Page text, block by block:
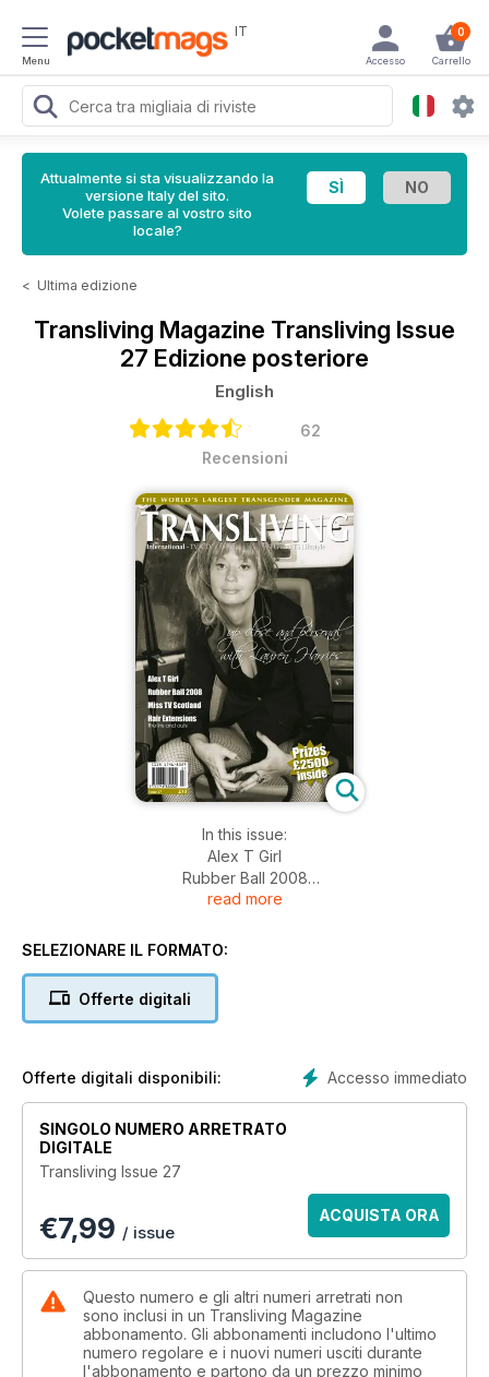
Menu
IT 0
Carrello
Accesso
Attualmente si sta visualizzando la
versione Italy del sito.
Volete passare al vostro sito
locale?
< Ultima edizione
Transliving Magazine Transliving Issue
27 Edizione posteriore
English
62
Recensioni
In this issue:
Alex T Girl
Rubber Ball 2008
Miss TV Scotland
Lauren Harries : Up close and personal
The Seahorse Society Ball
A Social Scientist View of TG
Pigeon Holed
Trannies in Las Vegas
Nylons and the Tall Girl
Fabulous photo spreads, real-life stories, events and so
much more.....
read more
SELEZIONARE IL FORMATO:
Offerte digitali
Accesso immediato
Offerte digitali disponibili:
SINGOLO NUMERO ARRETRATO
DIGITALE
Transliving Issue 27
€7,99 / issue
ACQUISTA ORA
Questo numero e gli altri numeri arretrati non
sono inclusi in un Transliving Magazine
abbonamento. Gli abbonamenti includono l'ultimo
numero regolare e i nuovi numeri usciti durante
l'abbonamento e partono da un prezzo minimo